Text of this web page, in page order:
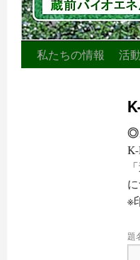
私たちの情報 活
◎
※
題